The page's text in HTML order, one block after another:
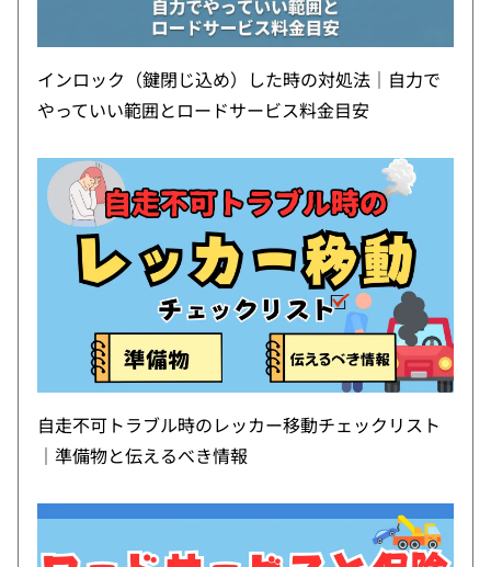
インロック（鍵閉じ込め）した時の対処法｜自力で
やっていい範囲とロードサービス料金目安
自走不可トラブル時のレッカー移動チェックリスト
｜準備物と伝えるべき情報